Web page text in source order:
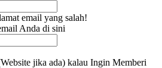
email yang salah!
Anda di sini
jika ada) kalau Ingin Memberi